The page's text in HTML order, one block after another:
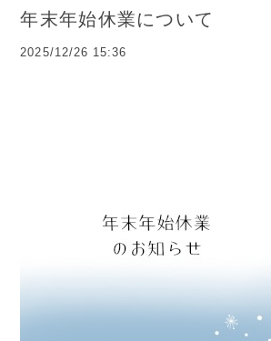
年末年始休業について
2025/12/26 15:36